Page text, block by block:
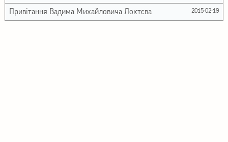
2015-02-19
Привітання Вадима Михайловича Локтєва